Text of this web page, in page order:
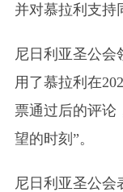
并对慕拉利支持
尼日利亚圣公会
用了慕拉利在
票通过后的评论
望的时刻”。
尼日利亚圣公会